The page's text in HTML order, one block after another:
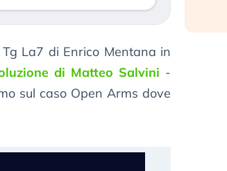
La7 di Enrico Mentana in
di Matteo Salvini -
sul caso Open Arms dove